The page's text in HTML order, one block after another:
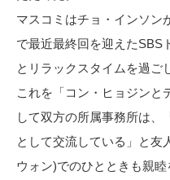
マスコミはチョ・インソン
で最近最終回を迎えたSBS
とリラックスタイムを過ご
これを「コン・ヒョジンと
して双方の所属事務所は、
として交流している」と友
ウォン)でのひとときも親